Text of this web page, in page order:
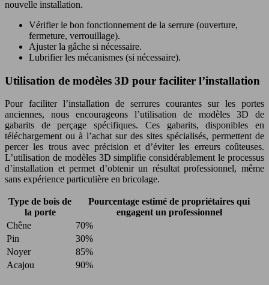
nouvelle installation.
Vérifier le bon fonctionnement de la serrure (ouverture,
fermeture, verrouillage).
Ajuster la gâche si nécessaire.
Lubrifier les mécanismes (si nécessaire).
Utilisation de modèles 3D pour faciliter l’installation
Pour faciliter l’installation de serrures courantes sur les portes
anciennes, nous encourageons l’utilisation de modèles 3D de
gabarits de perçage spécifiques. Ces gabarits, disponibles en
téléchargement ou à l’achat sur des sites spécialisés, permettent de
percer les trous avec précision et d’éviter les erreurs coûteuses.
L’utilisation de modèles 3D simplifie considérablement le processus
d’installation et permet d’obtenir un résultat professionnel, même
sans expérience particulière en bricolage.
Type de bois de
la porte
Pourcentage estimé de propriétaires qui
engagent un professionnel
Chêne
70%
Pin
30%
Noyer
85%
Acajou
90%